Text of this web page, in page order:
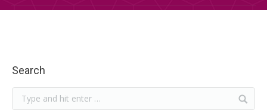
DOWNLOADS
CONTACTO
Search